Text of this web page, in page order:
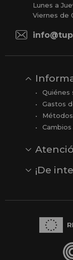
Lunes a
Viernes de
Quiénes
Gastos
Opiniones
Reseñas
¡De